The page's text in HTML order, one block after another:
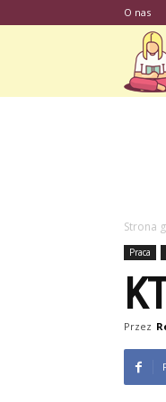
O nas
Strona
Praca
Przez